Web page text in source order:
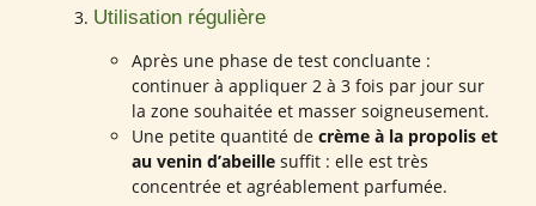
Utilisation régulière
Après une phase de test concluante :
continuer à appliquer 2 à 3 fois par jour sur
la zone souhaitée et masser soigneusement.
Une petite quantité de crème à la propolis et
au venin d’abeille suffit : elle est très
concentrée et agréablement parfumée.